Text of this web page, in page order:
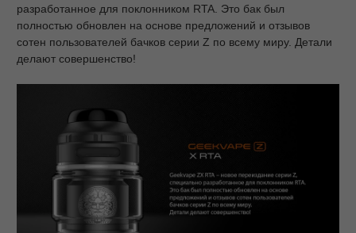
разработанное для поклонником RTA. Это бак был
полностью обновлен на основе предложений и отзывов
сотен пользователей бачков серии Z по всему миру. Детали
делают совершенство!